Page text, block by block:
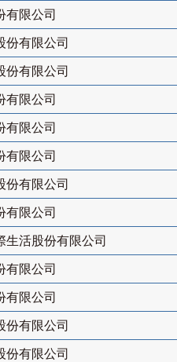
有限公司
份有限公司
份有限公司
有限公司
有限公司
有限公司
份有限公司
有限公司
生活股份有限公司
有限公司
有限公司
份有限公司
份有限公司